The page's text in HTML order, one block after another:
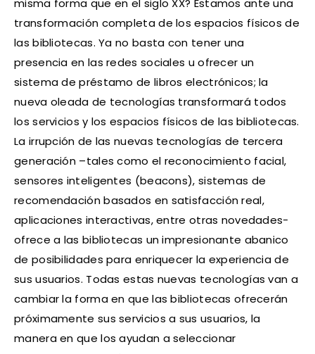
misma forma que en el siglo XX? Estamos ante una
transformación completa de los espacios físicos de
las bibliotecas. Ya no basta con tener una
presencia en las redes sociales u ofrecer un
sistema de préstamo de libros electrónicos; la
nueva oleada de tecnologías transformará todos
los servicios y los espacios físicos de las bibliotecas.
La irrupción de las nuevas tecnologías de tercera
generación –tales como el reconocimiento facial,
sensores inteligentes (beacons), sistemas de
recomendación basados en satisfacción real,
aplicaciones interactivas, entre otras novedades-
ofrece a las bibliotecas un impresionante abanico
de posibilidades para enriquecer la experiencia de
sus usuarios. Todas estas nuevas tecnologías van a
cambiar la forma en que las bibliotecas ofrecerán
próximamente sus servicios a sus usuarios, la
manera en que los ayudan a seleccionar